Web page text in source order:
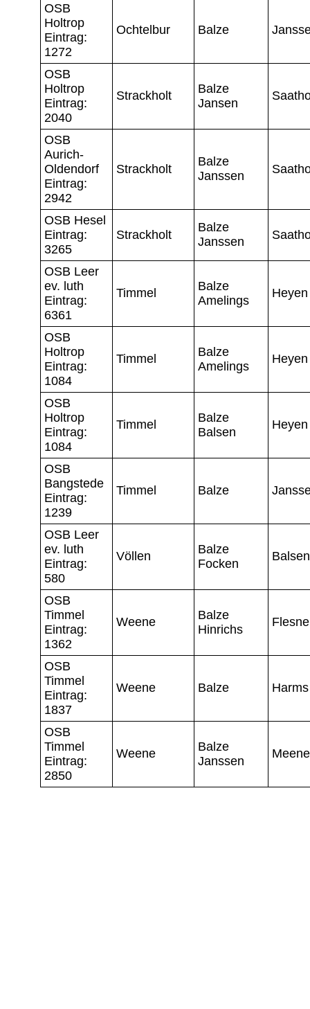
OSB
Holtrop
Eintrag:
1272
Ochtelbur Balze
OSB
Holtrop
Eintrag:
2040
Strackholt
Balze
Jansen
OSB
Aurich-
Oldendorf
Eintrag:
2942
Strackholt
Balze
Janssen
OSB Hesel
Eintrag:
3265
Strackholt
Balze
Janssen
OSB Leer
ev. luth
Eintrag:
6361
Timmel
Balze
Amelings
Heyen
OSB
Holtrop
Eintrag:
1084
Timmel
Balze
Amelings
Heyen
OSB
Holtrop
Eintrag:
1084
Timmel
Balze
Balsen
Heyen
OSB
Bangstede
Eintrag:
1239
Timmel Balze
OSB Leer
ev. luth
Eintrag:
580
Völlen
Balze
Focken
Balsen
OSB
Timmel
Eintrag:
1362
Weene
Balze
Hinrichs
OSB
Timmel
Eintrag:
1837
Weene Balze Harms
OSB
Timmel
Eintrag:
2850
Weene
Balze
Janssen